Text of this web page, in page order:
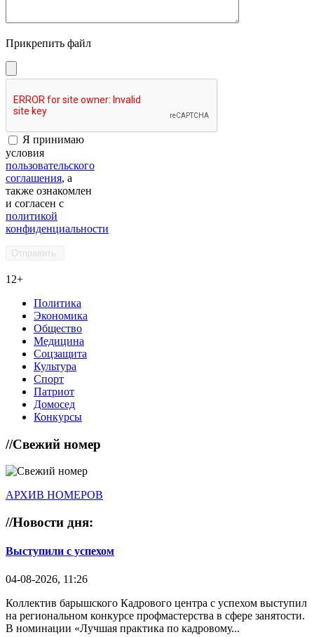
Прикрепить файл
Я принимаю
условия
пользовательского
соглашения, а
также ознакомлен
и согласен с
политикой
конфиденциальности
12+
Политика
Экономика
Общество
Медицина
Соцзащита
Культура
Спорт
Патриот
Домосед
Конкурсы
//Свежий номер
АРХИВ НОМЕРОВ
//Новости дня:
Выступили с успехом
04-08-2026, 11:26
Коллектив барышского Кадрового центра с успехом выступил
на региональном конкурсе профмастерства в сфере занятости.
В номинации «Лучшая практика по кадровому...